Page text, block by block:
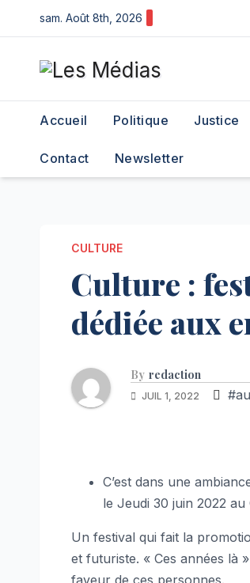
to
content
sam. Août 8th, 2026
Accueil Politique Justice
Contact Newsletter
CULTURE
Culture :
dédiée aux
By redaction
JUIL 1, 2022
C’est dans une
le Jeudi 30 juin 2022 au
Un festival qui fait la
et futuriste. « Ces années là
faveur de ces personnes.